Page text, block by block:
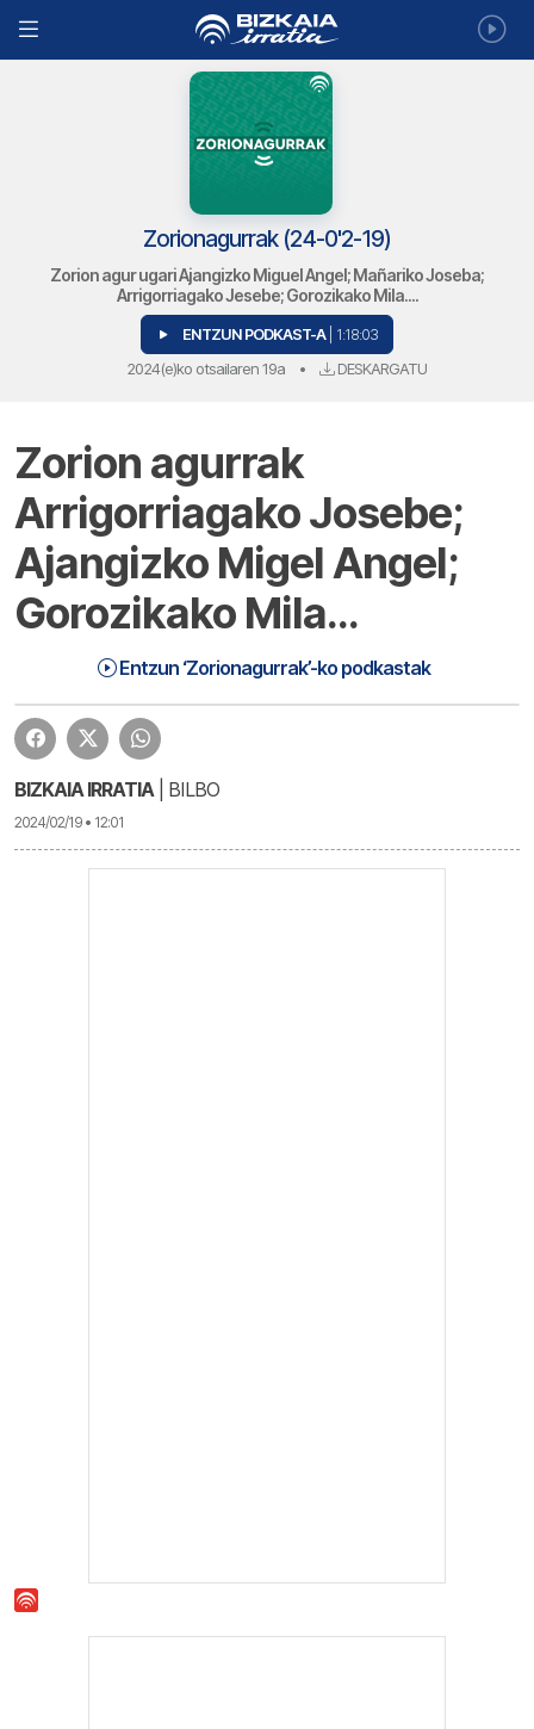
Zorionagurrak (24-0'2-19)
Zorion agur ugari Ajangizko Miguel Angel; Mañariko Joseba;
Arrigorriagako Jesebe; Gorozikako Mila....
ENTZUN PODKAST-A | 1:18:03
2024(e)ko otsailaren 19a • DESKARGATU
Zorion agurrak
Arrigorriagako Josebe;
Ajangizko Migel Angel;
Gorozikako Mila…
Entzun ‘Zorionagurrak’-ko podkastak
1:18:03 Zorionagurrak (24-0'2-19) | Zorionagurrak
BIZKAIA IRRATIA| BILBO
2024/02/19 • 12:01